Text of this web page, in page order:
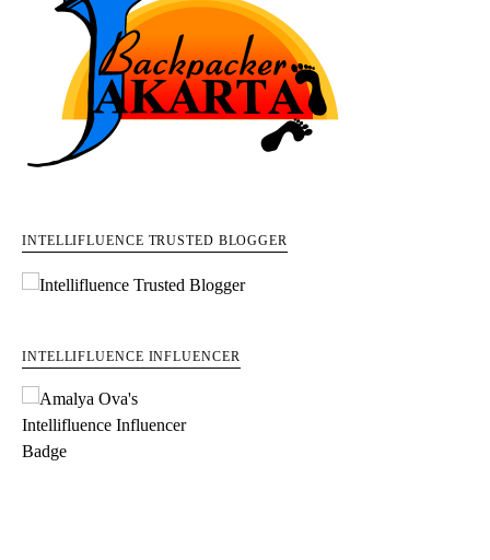
INTELLIFLUENCE TRUSTED BLOGGER
INTELLIFLUENCE INFLUENCER